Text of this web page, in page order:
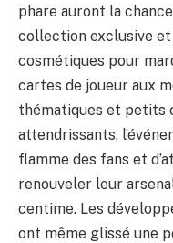
phare auront la
collection exclusive
cosmétiques pour
cartes de joueur aux
thématiques et petits
attendrissants,
flamme des fans et
renouveler leur
centime. Les
ont même glissé une